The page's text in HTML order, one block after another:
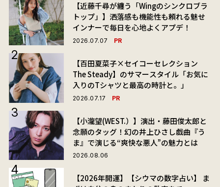
【近藤千尋が纏う「Wingのシンクロブラ
トップ」】洒落感も機能性も頼れる魅せ
インナーで毎日を心地よくアプデ！
2026.07.07 PR
【百田夏菜子×セイコーセレクション
The Steady】のサマースタイル「お気に
入りのTシャツと最高の時計と。」
2026.07.17 PR
【小瀧望(WEST.）】演出・藤田俊太郎と
念願のタッグ！幻の井上ひさし戯曲『う
ま』で演じる“爽快な悪人”の魅力とは
2026.08.06
【2026年開運】【シウマの数字占い】 ま